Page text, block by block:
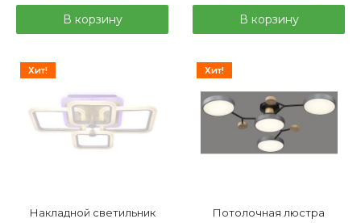
В корзину В корзину
Хит!
Накладной светильник
Хит!
Потолочная люстра